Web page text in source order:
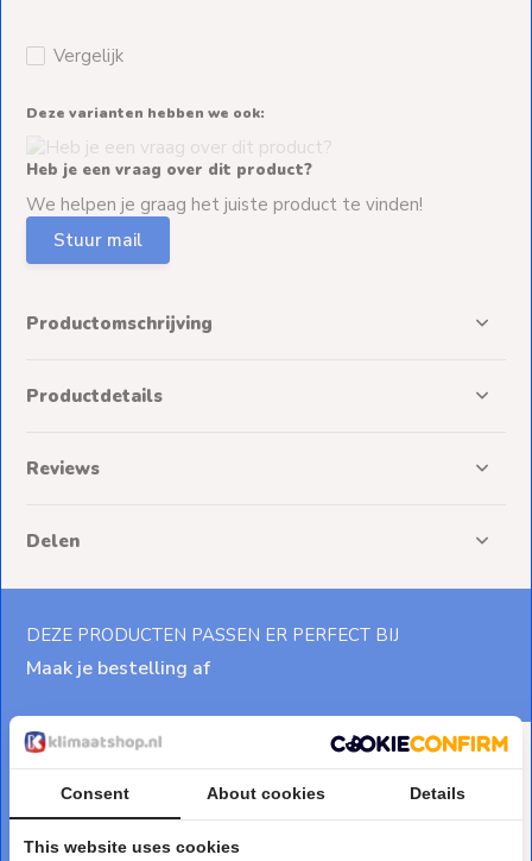
Vergelijk
Deze varianten hebben we ook:
Heb je een vraag over dit product?
We helpen je graag het juiste product te vinden!
Stuur mail
Productomschrijving
Productdetails
Reviews
Delen
DEZE PRODUCTEN PASSEN ER PERFECT BIJ
Maak je bestelling af
Consent About cookies Details
This website uses cookies